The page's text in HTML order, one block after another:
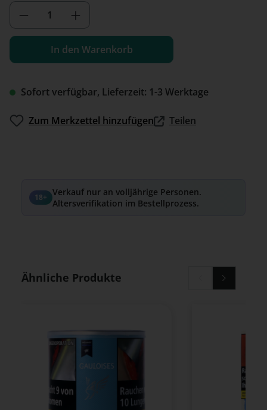
Sofort verfügbar, Lieferzeit: 1-3 Werktage
Produkt Anzahl: Gib den
In den Warenkorb
Zum Merkzettel hinzufügen Teilen
18+ Verkauf nur an volljährige Personen.
Altersverifikation im Bestellprozess.
Produktgalerie überspringen
Ähnliche Produkte